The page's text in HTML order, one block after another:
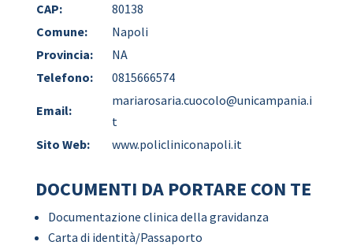
CAP:
80138
Comune:
Napoli
Provincia:
NA
Telefono:
0815666574
Email:
mariarosaria.cuocolo@unicampania.i
t
Sito Web:
www.policliniconapoli.it
DOCUMENTI DA PORTARE CON TE
Documentazione clinica della gravidanza
Carta di identità/Passaporto